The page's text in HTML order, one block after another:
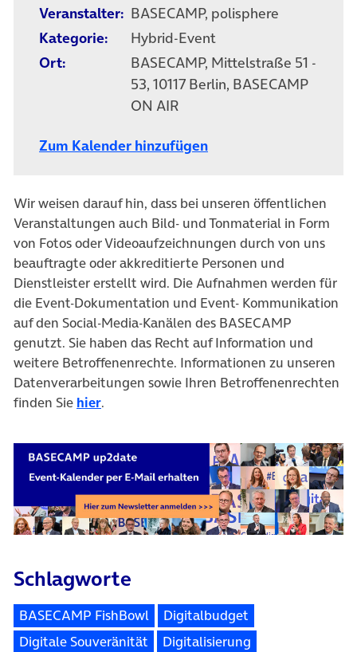
Veranstalter: BASECAMP, polisphere
Kategorie:
Hybrid-Event
Ort:
BASECAMP, Mittelstraße 51 -
53, 10117 Berlin, BASECAMP
ON AIR
Zum Kalender hinzufügen
Wir weisen darauf hin, dass bei unseren öffentlichen
Veranstaltungen auch Bild- und Tonmaterial in Form
von Fotos oder Videoaufzeichnungen durch von uns
beauftragte oder akkreditierte Personen und
Dienstleister erstellt wird. Die Aufnahmen werden für
die Event-Dokumentation und Event- Kommunikation
auf den Social-Media-Kanälen des BASECAMP
genutzt. Sie haben das Recht auf Information und
weitere Betroffenenrechte. Informationen zu unseren
Datenverarbeitungen sowie Ihren Betroffenenrechten
finden Sie hier.
Schlagworte
BASECAMP FishBowl
Digitalbudget
Digitale Souveränität
Digitalisierung